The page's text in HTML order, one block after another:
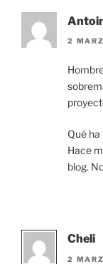
2
Qué
Hace
blog.
Cheli
2